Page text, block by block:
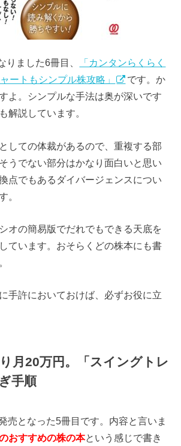
りました6冊目、
「カンタンらくらく
ートもシンプル株攻略」
です。か
よ。シンプルな手法は奥が深いです
解説しています。
しての体裁があるので、重複する部
うでない部分はかなり面白いと思い
点でもあるダイバージェンスについ
。
オの簡易版でだれでもできる天底を
ています。おそらくどの株本にも書
手許においておけば、必ずお役に立
月20万円。「スイングトレ
手順
売となった5冊目です。内容と言いま
おすすめの株の本という感じで書き